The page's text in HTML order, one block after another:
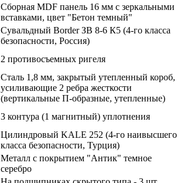
Сборная MDF панель 16 мм с зеркальными
вставками, цвет "Бетон темный"
Сувальдный Border ЗВ 8-6 К5 (4-го класса
безопасности, Россия)
2 противосъемных ригеля
Сталь 1,8 мм, закрытый утепленный короб,
усиливающие 2 ребра жесткости
(вертикальные П-образные, утепленные)
3 контура (1 магнитный) уплотнения
Цилиндровый KALE 252 (4-го наивысшего
класса безопасности, Турция)
Металл с покрытием "Антик" темное
серебро